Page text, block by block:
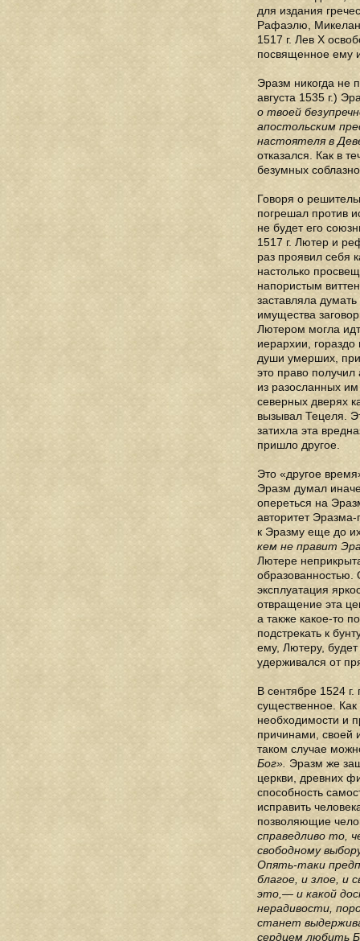
для издания
Рафаэлю,
1517 г. Лев X
посвященное ему
Эразм никогда не
августа 1535 г.)
о твоей
апостольским
настоятеля в
отказался. Как в
безумных
Говоря о
погрешал против
не будет его
1517 г. Лютер и
раз проявил себя
настолько
напористым
заставляла
имущества
Лютером могла
иерархии,
души умерших,
это право
из разосланных
северных дверях
вызывал Тецеля.
затихла эта
пришло другое.
Это «другое
Эразм думал
опереться на
авторитет
к Эразму еще до
кем не правит
Лютере
образованностью.
эксплуатация
отвращение эта
а также какое-то
подстрекать к
ему, Лютеру, будет
удерживался от
В сентябре 1524
существенное.
необходимости и
причинами, своей
таком случае
Бог». Эразм же
церкви, древних
способность
исправить
позволяющие
справедливо то,
свободному
Опять-таки
благое, и злое, и
это,— и какой
нерадивости,
станет
сердцем любить